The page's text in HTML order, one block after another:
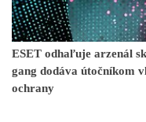
ESET odhaľuje arzenál
gang dodáva útočníkom
ochrany